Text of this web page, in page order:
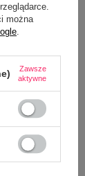
Kieliszek 45 ml z
nadrukiem
19,99 zł
można
Zawsze
aktywne